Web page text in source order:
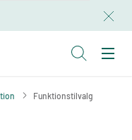
Funktionstilvalg